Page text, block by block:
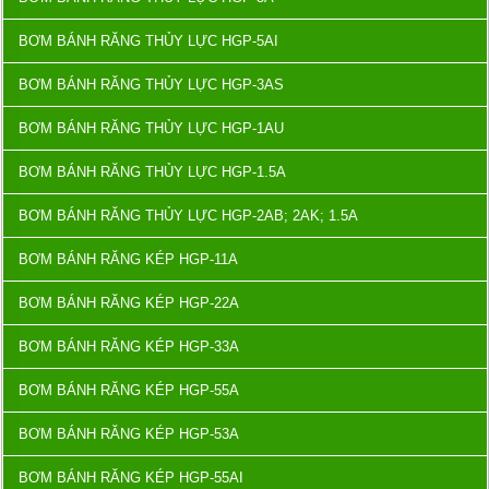
Những điểm nổi bật này làm cho bơm bánh răng thủy lực
PR2 trở thành một trong những lựa chọn phổ biến và đáng
tin cậy trong ngành công nghiệp và sản xuất hiện nay
BƠM BÁNH RĂNG THỦY LỰC HGP-5AI
BƠM BÁNH RĂNG THỦY LỰC HGP-3AS
BƠM BÁNH RĂNG THỦY LỰC HGP-1AU
BƠM BÁNH RĂNG THỦY LỰC HGP-1.5A
BƠM BÁNH RĂNG THỦY LỰC HGP-2AB; 2AK; 1.5A
BƠM BÁNH RĂNG KÉP HGP-11A
BƠM BÁNH RĂNG KÉP HGP-22A
BƠM BÁNH RĂNG KÉP HGP-33A
BƠM BÁNH RĂNG KÉP HGP-55A
BƠM BÁNH RĂNG KÉP HGP-53A
BƠM BÁNH RĂNG KÉP HGP-55AI